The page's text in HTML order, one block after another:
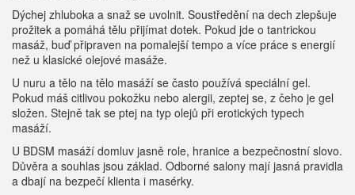
Dýchej zhluboka a snaž se uvolnit. Soustředění na dech zlepšuje
prožitek a pomáhá tělu přijímat dotek. Pokud jde o tantrickou
masáž, buď připraven na pomalejší tempo a více práce s energií
než u klasické olejové masáže.
U nuru a tělo na tělo masáží se často používá speciální gel.
Pokud máš citlivou pokožku nebo alergii, zeptej se, z čeho je gel
složen. Stejně tak se ptej na typ olejů při erotických typech
masáží.
U BDSM masáží domluv jasně role, hranice a bezpečnostní slovo.
Důvěra a souhlas jsou základ. Odborné salony mají jasná pravidla
a dbají na bezpečí klienta i masérky.